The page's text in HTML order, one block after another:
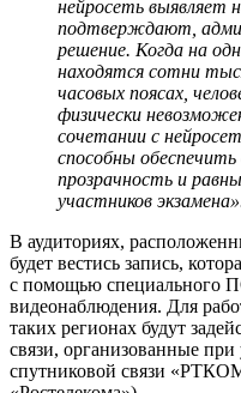
нейросеть выявляет
подтверждают,
решение. Когда на
находятся сотни
часовых поясах,
физически
сочетании с
способны
прозрачность и
участников
В аудиториях,
будет вестись запись,
с помощью специального
видеонаблюдения. Для
таких регионах будут
связи, организованные при
спутниковой связи